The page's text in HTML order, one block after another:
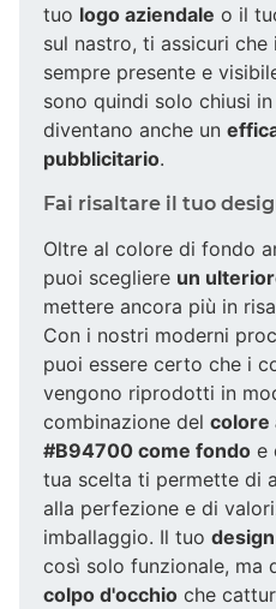
tuo logo aziendale o il
sul nastro, ti assicuri
sempre presente e
sono quindi solo chiusi
diventano anche un
pubblicitario.
Fai risaltare il tuo
Oltre al colore di fondo
puoi scegliere un
mettere ancora più in
Con i nostri moderni
puoi essere certo che i
vengono riprodotti in
combinazione del colore
#B94700 come fondo e
tua scelta ti permette di
alla perfezione e di
imballaggio. Il tuo
così solo funzionale, ma
colpo d'occhio che